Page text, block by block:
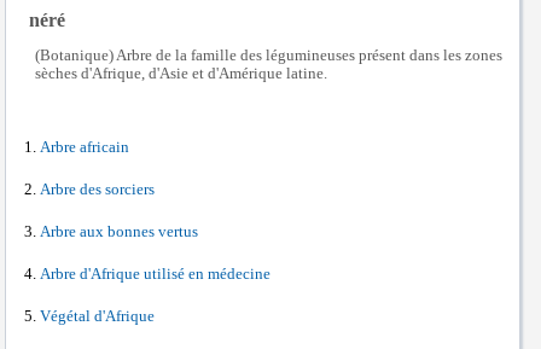
néré
(Botanique) Arbre de la famille des légumineuses présent dans les zones
sèches d'Afrique, d'Asie et d'Amérique latine.
Arbre africain
Arbre des sorciers
Arbre aux bonnes vertus
Arbre d'Afrique utilisé en médecine
Végétal d'Afrique